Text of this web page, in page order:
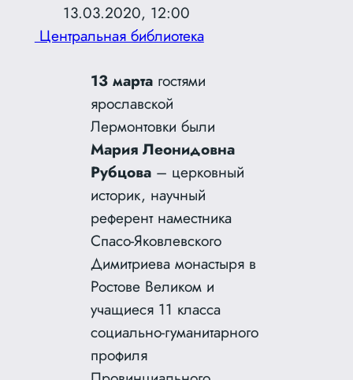
13.03.2020, 12:00
Центральная библиотека
13 марта гостями
ярославской
Лермонтовки были
Мария Леонидовна
Рубцова – церковный
историк, научный
референт наместника
Спасо-Яковлевского
Димитриева монастыря в
Ростове Великом и
учащиеся 11 класса
социально-гуманитарного
профиля